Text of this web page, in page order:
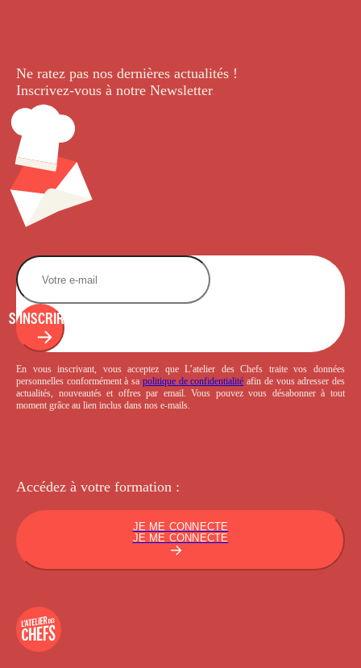
Ne ratez pas nos dernières actualités !
Inscrivez-vous à notre Newsletter.
S'INSCRIRE
En vous inscrivant, vous acceptez que L’atelier des Chefs traite vos données
personnelles conformément à sa politique de confidentialité afin de vous adresser des
actualités, nouveautés et offres par email. Vous pouvez vous désabonner à tout
moment grâce au lien inclus dans nos e-mails.
Accédez à votre formation :
JE ME CONNECTE
JE ME CONNECTE